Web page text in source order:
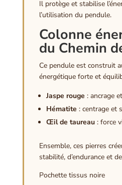
Il protège et stabilise
l’utilisation du pendule.
Colonne
du Chemin
Ce pendule est construit
énergétique forte et
Jaspe rouge : ancrage
Hématite : centrage et
Œil de taureau: force
Ensemble, ces pierres
stabilité, d’endurance et
Pochette